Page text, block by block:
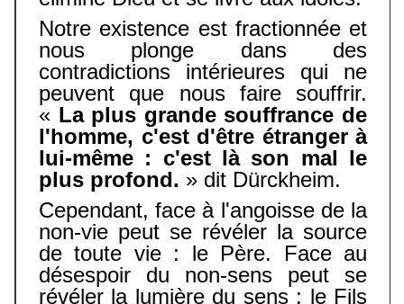
Notre existence est fractionnée et
nous plonge dans des
contradictions intérieures qui ne
peuvent que nous faire souffrir.
« La plus grande souffrance de
l'homme, c'est d'être étranger à
lui-même : c'est là son mal le
plus profond. » dit Dürckheim.
Cependant, face à l'angoisse de la
non-vie peut se révéler la source
de toute vie : le Père. Face au
désespoir du non-sens peut se
révéler la lumière du sens : le Fils